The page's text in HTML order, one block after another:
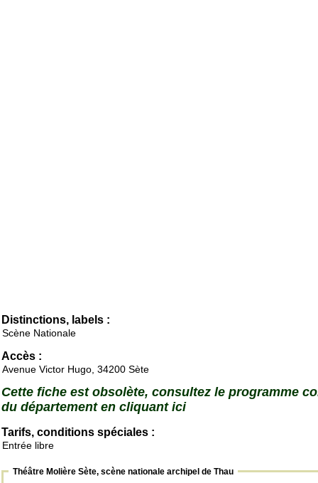
Distinctions, labels :
Scène Nationale
Accès :
Avenue Victor Hugo, 34200 Sète
Cette fiche est obsolète, consultez le programme
du département en cliquant ici
Tarifs, conditions spéciales :
Entrée libre
Théâtre Molière Sète, scène nationale archipel de Thau